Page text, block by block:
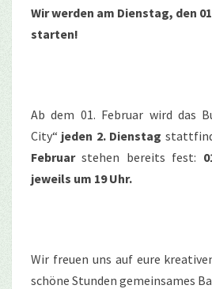
Wir werden am Dienstag, den
starten!
Ab dem 01. Februar wird das
City“ jeden 2. Dienstag
Februarstehen bereits fest:
jeweils um 19 Uhr.
Wir freuen uns auf eure
schöne Stunden gemeinsames